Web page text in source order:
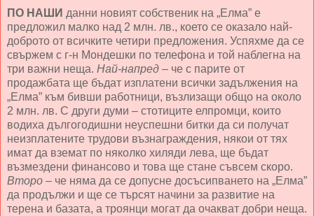
ПО НАШИ данни новият собственик на „Елма” е
предложил малко над 2 млн. лв., което се оказало най-
доброто от всичките четири предложения. Успяхме да се
свържем с г-н Мондешки по телефона и той наблегна на
три важни неща. Най-напред – че с парите от
продажбата ще бъдат изплатени всички задължения на
„Елма” към бивши работници, възлизащи общо на около
2 млн. лв. С други думи – стотиците елпромци, които
водиха дългогодишни неуспешни битки да си получат
неизплатените трудови възнаграждения, някои от тях
имат да вземат по няколко хиляди лева, ще бъдат
възмездени финансово и това ще стане съвсем скоро.
Второ – че няма да се допусне досъсипването на „Елма”
да продължи и ще се търсят начини за развитие на
терена и базата, а троянци могат да очакват добри неща.